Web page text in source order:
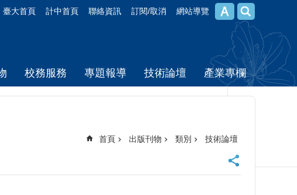
臺大首頁 計中首頁 聯絡資訊 訂閱/取消 網站導覽
校務服務 專題報導 技術論壇 產業專欄
首頁 出版刊物 類別 技術論壇